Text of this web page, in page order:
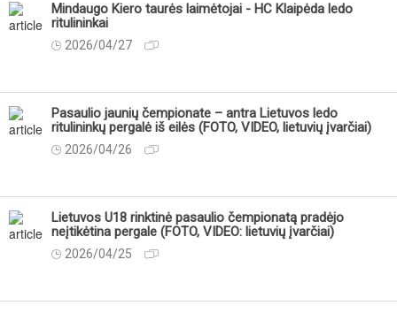
Mindaugo Kiero taurės laimėtojai - HC Klaipėda ledo
ritulininkai
2026/04/27
Pasaulio jaunių čempionate – antra Lietuvos ledo
ritulininkų pergalė iš eilės (FOTO, VIDEO, lietuvių įvarčiai)
2026/04/26
Lietuvos U18 rinktinė pasaulio čempionatą pradėjo
neįtikėtina pergale (FOTO, VIDEO: lietuvių įvarčiai)
2026/04/25